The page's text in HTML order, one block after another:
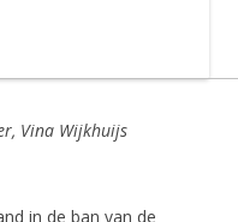
Vina Wijkhuijs
in de ban van de